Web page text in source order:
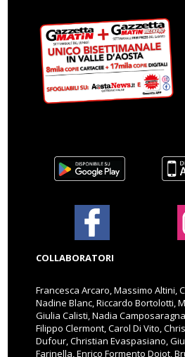
COLLABORATORI
Francesca Arcaro, Massimo Altini,
Nadine Blanc, Riccardo Bortolotti,
Giulia Calisti, Nadia
Filippo Clermont, Carol Di Vito,
Dufour, Christian Evaspasiano,
Farinella, Enrico Formento Dojot,